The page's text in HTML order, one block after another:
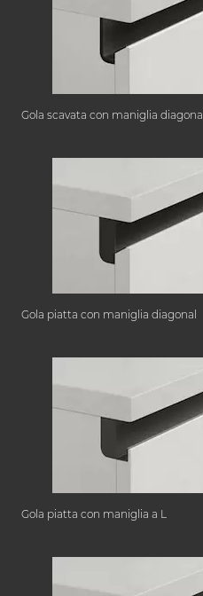
Gola scavata con maniglia diagonal
Gola piatta con maniglia diagonal
Gola piatta con maniglia a L